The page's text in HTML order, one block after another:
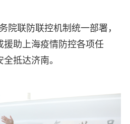
院联防联控机制统一部署，
援助上海疫情防控各项任
抵达济南。